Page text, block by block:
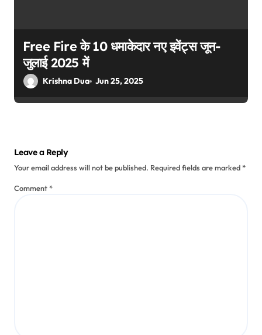
Free Fire के 10 धमाकेदार नए इवेंट्स जून-
जुलाई 2025 में
Krishna Dua Jun 25, 2025
Leave a Reply
Your email address will not be published. Required fields are marked*
Comment*